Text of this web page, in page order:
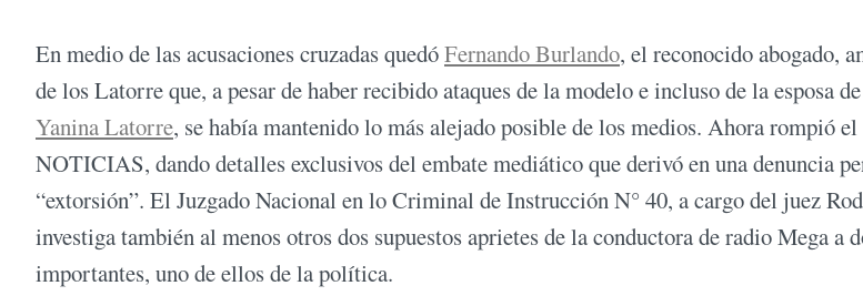
En medio de las acusaciones cruzadas quedóFernando Burlando, el reconocido abogado,
de los Latorre que, a pesar de haber recibido ataques de la modelo e incluso de la esposa
Yanina Latorre, se había mantenido lo más alejado posible de los medios. Ahora rompió
NOTICIAS, dando detalles exclusivos del embate mediático que derivó en una denuncia
“extorsión”. El Juzgado Nacional en lo Criminal de Instrucción N° 40, a cargo del juez
investiga también al menos otros dos supuestos aprietes de la conductora de radio Mega a
importantes, uno de ellos de la política.